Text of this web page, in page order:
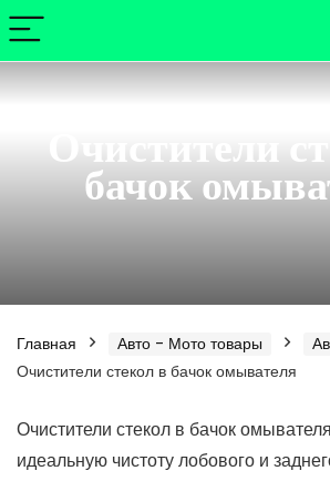
Очистители
бачок
Главная Авто - Мото товары
Очистители стекол в бачок омывателя
Очистители стекол в бачок
идеальную чистоту лобового и